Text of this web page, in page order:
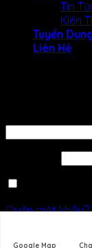
Google Map
Tin
Kiến
Tuyển
Liên Hệ
Quên mật khẩu?